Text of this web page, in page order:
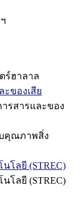
ร์ฮาลาล
ของเสีย
รสารและของ
คุณภาพสิ่ง
โลยี (STREC)
โลยี (STREC)